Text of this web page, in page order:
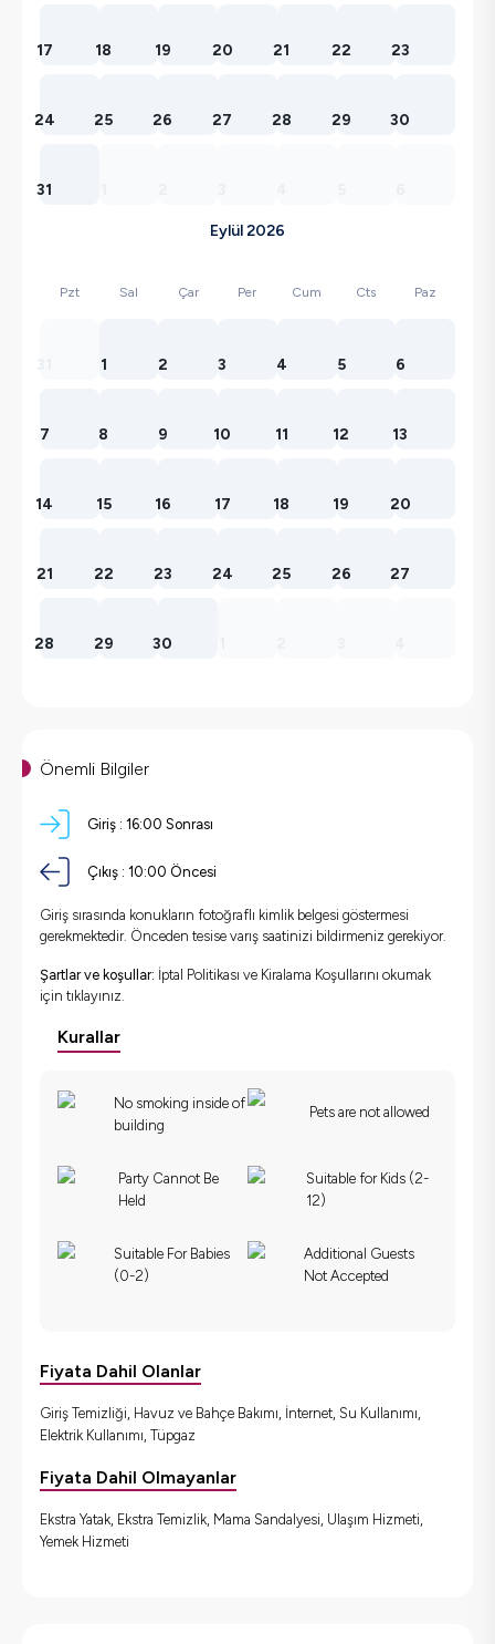
17 18 19 20 21 22 23
24 25 26 27 28 29 30
31
Eylül 2026
Pzt Sal Çar Per Cum Cts Paz
1 2 3 4 5 6
7 8 9 10 11 12 13
14 15 16 17 18 19 20
21 22 23 24 25 26 27
28 29 30
Önemli Bilgiler
Giriş : 16:00 Sonrası
Çıkış : 10:00 Öncesi
Giriş sırasında konukların fotoğraflı kimlik belgesi göstermesi
gerekmektedir. Önceden tesise varış saatinizi bildirmeniz gerekiyor.
Şartlar ve koşullar: İptal Politikası ve Kiralama Koşullarını okumak
için tıklayınız.
Kurallar
No smoking inside of
building
Pets are not allowed
Party Cannot Be
Held
Suitable for Kids (2-
12)
Suitable For Babies
(0-2)
Additional Guests
Not Accepted
Fiyata Dahil Olanlar
Giriş Temizliği, Havuz ve Bahçe Bakımı, İnternet, Su Kullanımı,
Elektrik Kullanımı, Tüpgaz
Fiyata Dahil Olmayanlar
Ekstra Yatak, Ekstra Temizlik, Mama Sandalyesi, Ulaşım Hizmeti,
Yemek Hizmeti